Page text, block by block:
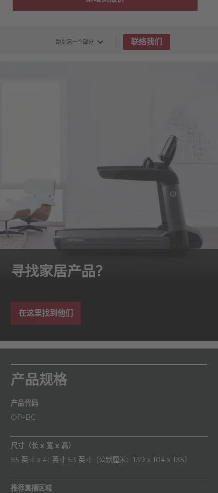
跳到另一个部分 联络我们
寻找家居产品？
在这里找到他们
产品规格
产品代码
OP-BC
尺寸（长 x 宽 x 高）
55 英寸 x 41 英寸 53 英寸（公制厘米：139 x 104 x 135）
推荐直播区域